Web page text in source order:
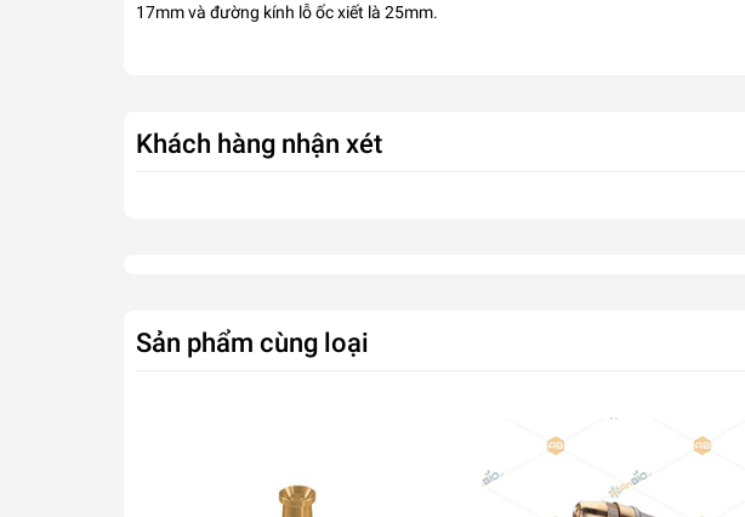
17mm và đường kính lỗ ốc xiết là 25mm.
Khách hàng nhận xét
Sản phẩm cùng loại